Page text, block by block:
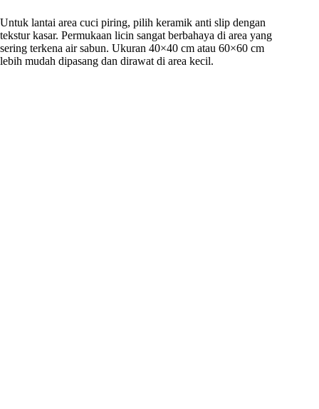
Untuk lantai area cuci piring, pilih keramik anti slip dengan
tekstur kasar. Permukaan licin sangat berbahaya di area yang
sering terkena air sabun. Ukuran 40×40 cm atau 60×60 cm
lebih mudah dipasang dan dirawat di area kecil.